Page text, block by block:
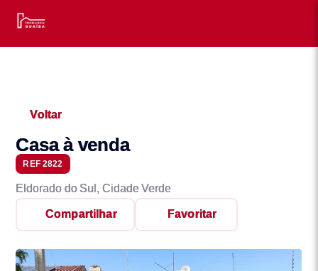
Voltar
Casa à venda
REF 2822
Eldorado do Sul, Cidade Verde
Compartilhar Favoritar